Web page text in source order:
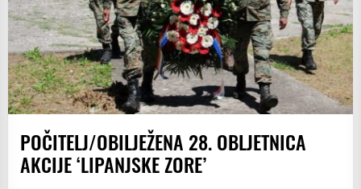
POČITELJ/OBILJEŽENA 28. OBLJETNICA
AKCIJE ‘LIPANJSKE ZORE’